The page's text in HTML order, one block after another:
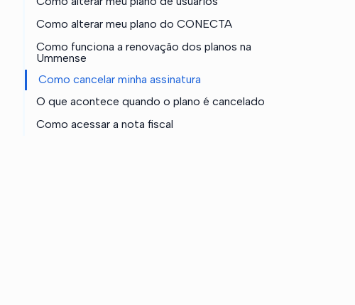
Como alterar meu plano do CONECTA
Como funciona a renovação dos planos na
Ummense
Como cancelar minha assinatura
O que acontece quando o plano é cancelado
Como acessar a nota fiscal